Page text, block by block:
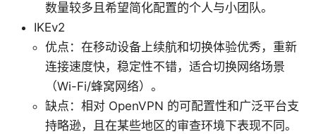
数量较多且希望简化配置的个人与小团队。
IKEv2
优点：在移动设备上续航和切换体验优秀，重新
连接速度快，稳定性不错，适合切换网络场景
（Wi-Fi/蜂窝网络）。
缺点：相对 OpenVPN 的可配置性和广泛平台支
持略逊，且在某些地区的审查环境下表现不同。